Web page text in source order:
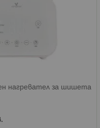
нагревател за шишета